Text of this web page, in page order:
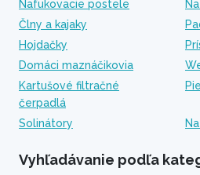
Nafukovacie postele
Člny a kajaky
Hojdačky
Domáci maznáčikovia
Kartušové filtračné
čerpadlá
Solinátory
Vyhľadávanie podľa